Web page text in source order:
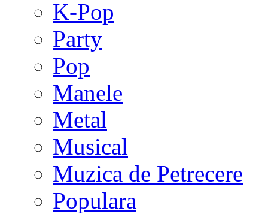
K-Pop
Party
Pop
Manele
Metal
Musical
Muzica de Petrecere
Populara